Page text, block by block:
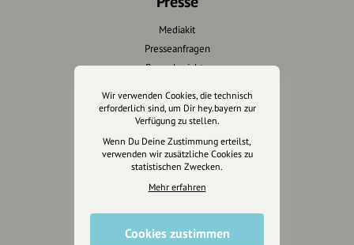
Mediakit
Presseanfragen
Presseberichte
Wir unterstützen Euch
Fotografie & mehr
Marketing
Design & Branding
Anakin Design
Wir verwenden Cookies, die technisch
erforderlich sind, um Dir hey.bayern zur
Verfügung zu stellen.
Wenn Du Deine Zustimmung erteilst,
verwenden wir zusätzliche Cookies zu
statistischen Zwecken.
Mehr erfahren
Cookies zustimmen